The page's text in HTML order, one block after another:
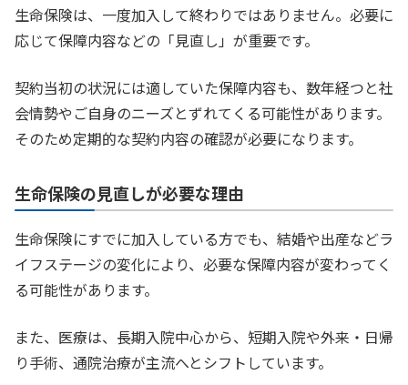
生命保険は、一度加入して終わりではありません。必要に
応じて保障内容などの「見直し」が重要です。
契約当初の状況には適していた保障内容も、数年経つと社
会情勢やご自身のニーズとずれてくる可能性があります。
そのため定期的な契約内容の確認が必要になります。
生命保険の見直しが必要な理由
生命保険にすでに加入している方でも、結婚や出産などラ
イフステージの変化により、必要な保障内容が変わってく
る可能性があります。
また、医療は、長期入院中心から、短期入院や外来・日帰
り手術、通院治療が主流へとシフトしています。